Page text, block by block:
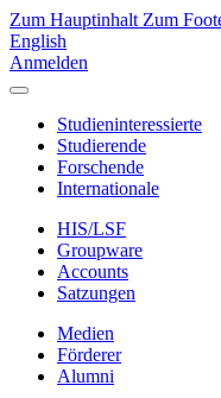
Zum Hauptinhalt Zum
English
Anmelden
Studieninteressierte
Studierende
Forschende
Internationale
HIS/LSF
Groupware
Accounts
Satzungen
Medien
Förderer
Alumni